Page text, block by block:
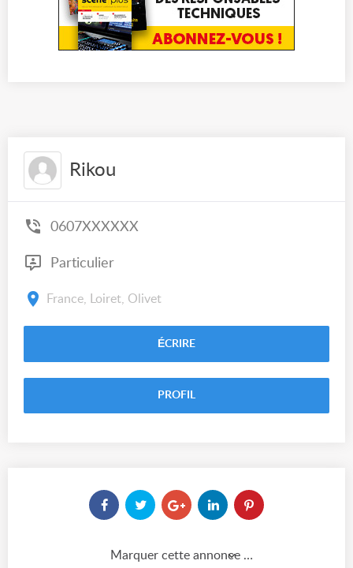
Rikou
0607XXXXXX
Particulier
France, Loiret, Olivet
ÉCRIRE
PROFIL
Marquer cette annonce comme...